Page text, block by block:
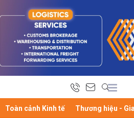
Toàn cảnh Kinh tế Thương hiệu -